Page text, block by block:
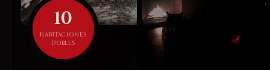
10
HABITACIONES
DOBLES